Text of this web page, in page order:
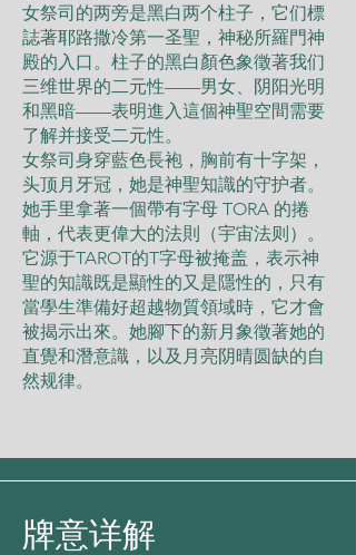
女祭司的两旁是黑白两个柱子，它们標
誌著耶路撒冷第一圣聖，神秘所羅門神
殿的入口。柱子的黑白顏色象徵著我们
三维世界的二元性——男女、阴阳光明
和黑暗——表明進入這個神聖空間需要
了解并接受二元性。
女祭司身穿藍色長袍，胸前有十字架，
头顶月牙冠，她是神聖知識的守护者。
她手里拿著一個帶有字母 TORA 的捲
軸，代表更偉大的法則（宇宙法则）。
它源于TAROT的T字母被掩盖，表示神
聖的知識既是顯性的又是隱性的，只有
當學生準備好超越物質領域時，它才會
被揭示出來。她腳下的新月象徵著她的
直覺和潛意識，以及月亮阴晴圆缺的自
然规律。
牌意详解